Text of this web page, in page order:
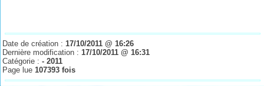
Date de création : 17/10/2011 @ 16:26
Dernière modification : 17/10/2011 @ 16:31
Catégorie :- 2011
Page lue 107393 fois